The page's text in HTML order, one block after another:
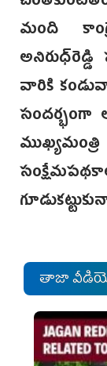
మంది
వారికి
సందర్భంగా
తాజా